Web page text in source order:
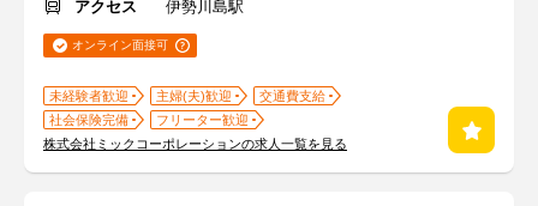
アクセス
伊勢川島駅
オンライン面接可
未経験者歓迎 主婦(夫)歓迎
交通費支給
社会保険完備
フリーター歓迎
株式会社ミックコーポレーションの求人一覧を見る